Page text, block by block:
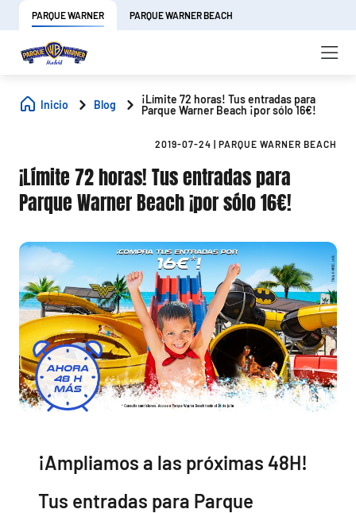
PARQUE WARNER PARQUE WARNER BEACH
Inicio Blog
¡Límite 72 horas! Tus entradas para
Parque Warner Beach ¡por sólo 16€!
2019-07-24 PARQUE WARNER BEACH
¡Límite 72 horas! Tus entradas para
Parque Warner Beach ¡por sólo 16€!
¡Ampliamos a las próximas 48H!
Tus entradas para Parque